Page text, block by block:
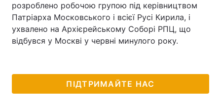
Відео з Youtube Статті
Інтерв'ю Думки
розроблено робочою групою під керівництвом
Патріарха Московського і всієї Русі Кирила, і
ухвалено на Архієрейському Соборі РПЦ, що
відбувся у Москві у червні минулого року.
ПІДТРИМАЙТЕ НАС